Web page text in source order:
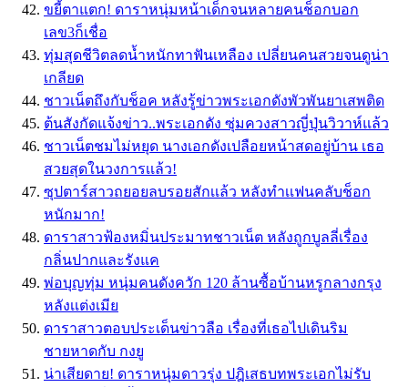
ขยี้ตาแตก! ดาราหนุ่มหน้าเด็กจนหลายคนช็อกบอก
เลข3ก็เชื่อ
ทุ่มสุดชีวิตลดน้ำหนักทาฟันเหลือง เปลี่ยนคนสวยจนดูน่า
เกลียด
ชาวเน็ตถึงกับช็อค หลังรู้ข่าวพระเอกดังพัวพันยาเสพติด
ต้นสังกัดแจ้งข่าว..พระเอกดัง ซุ่มควงสาวญี่ปุ่นวิวาห์แล้ว
ชาวเน็ตชมไม่หยุด นางเอกดังเปลือยหน้าสดอยู่บ้าน เธอ
สวยสุดในวงการเเล้ว!
ซุปตาร์สาวถยอยลบรอยสักเเล้ว หลังทำเเฟนคลับช็อก
หนักมาก!
ดาราสาวฟ้องหมิ่นประมาทชาวเน็ต หลังถูกบูลลี่เรื่อง
กลิ่นปากและรังแค
พ่อบุญทุ่ม หนุ่มคนดังควัก 120 ล้านซื้อบ้านหรูกลางกรุง
หลังเเต่งเมีย
ดาราสาวตอบประเด็นข่าวลือ เรื่องที่เธอไปเดินริม
ชายหาดกับ กงยู
น่าเสียดาย! ดาราหนุ่มดาวรุ่ง ปฎิเสธบทพระเอกไม่รับ